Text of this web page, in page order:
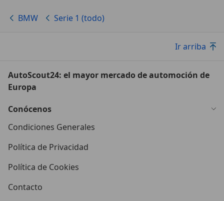
BMW Serie 1 (todo)
Ir arriba
AutoScout24: el mayor mercado de automoción de
Europa
Conócenos
Condiciones Generales
Política de Privacidad
Política de Cookies
Contacto